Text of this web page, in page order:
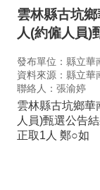
態
認
識
華
南
行
雲林縣古坑
人(約僱人員)
發布單位：縣立華
資料來源：縣立華
聯絡人：張渝婷
雲林縣古坑鄉華
人員)甄選公告
正取1人 鄭○如